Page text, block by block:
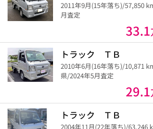
2011年9月(15年落ち)/57,850
月査定
33.1
トラック ＴＢ
2010年6月(16年落ち)/10,871
県/2024年5月査定
29.1
トラック ＴＢ
2004年11月(22年落ち)/63,246